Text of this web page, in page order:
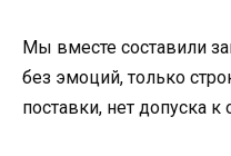
Мы вместе составили
без эмоций, только
поставки, нет допуска к